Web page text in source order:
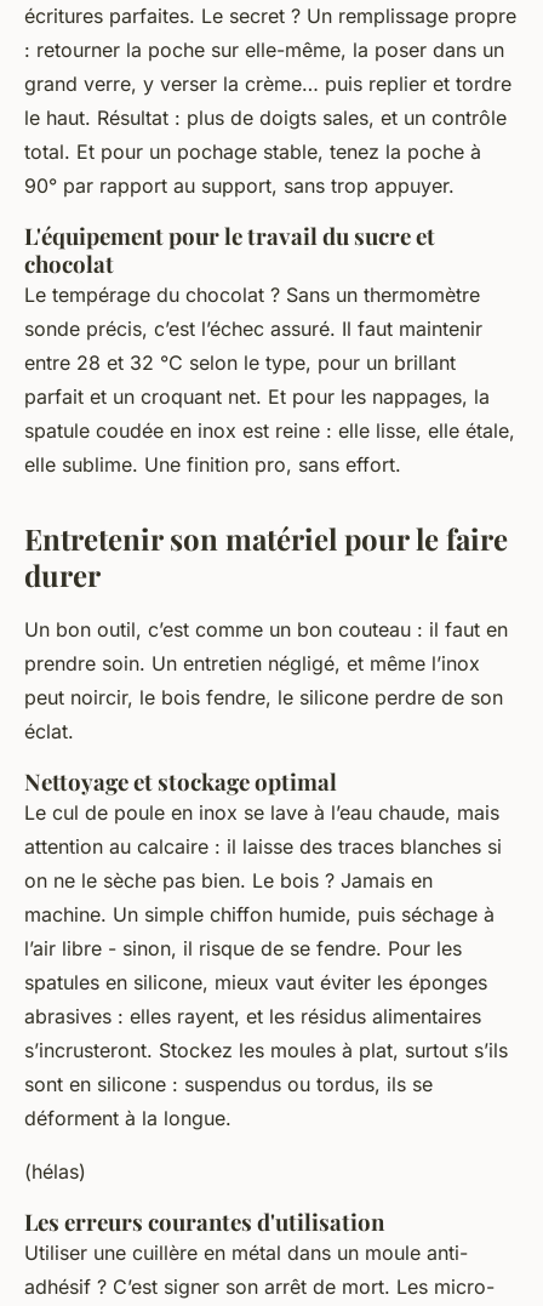
écritures parfaites. Le secret ? Un remplissage propre
: retourner la poche sur elle-même, la poser dans un
grand verre, y verser la crème… puis replier et tordre
le haut. Résultat : plus de doigts sales, et un contrôle
total. Et pour un pochage stable, tenez la poche à
90° par rapport au support, sans trop appuyer.
L'équipement pour le travail du sucre et
chocolat
Le tempérage du chocolat ? Sans un thermomètre
sonde précis, c’est l’échec assuré. Il faut maintenir
entre 28 et 32 °C selon le type, pour un brillant
parfait et un croquant net. Et pour les nappages, la
spatule coudée en inox est reine : elle lisse, elle étale,
elle sublime. Une finition pro, sans effort.
Entretenir son matériel pour le faire
durer
Un bon outil, c’est comme un bon couteau : il faut en
prendre soin. Un entretien négligé, et même l’inox
peut noircir, le bois fendre, le silicone perdre de son
éclat.
Nettoyage et stockage optimal
Le cul de poule en inox se lave à l’eau chaude, mais
attention au calcaire : il laisse des traces blanches si
on ne le sèche pas bien. Le bois ? Jamais en
machine. Un simple chiffon humide, puis séchage à
l’air libre - sinon, il risque de se fendre. Pour les
spatules en silicone, mieux vaut éviter les éponges
abrasives : elles rayent, et les résidus alimentaires
s’incrusteront. Stockez les moules à plat, surtout s’ils
sont en silicone : suspendus ou tordus, ils se
déforment à la longue.
(hélas)
Les erreurs courantes d'utilisation
Utiliser une cuillère en métal dans un moule anti-
adhésif ? C’est signer son arrêt de mort. Les micro-